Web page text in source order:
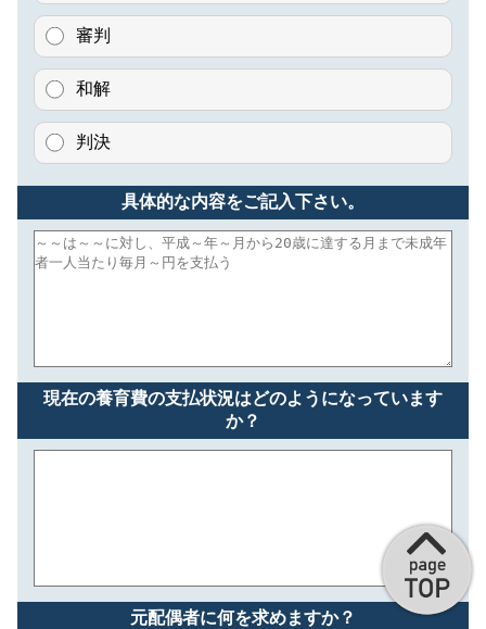
審判
和解
判決
具体的な内容をご記入下さい。
現在の養育費の支払状況はどのようになっています
か？
元配偶者に何を求めますか？